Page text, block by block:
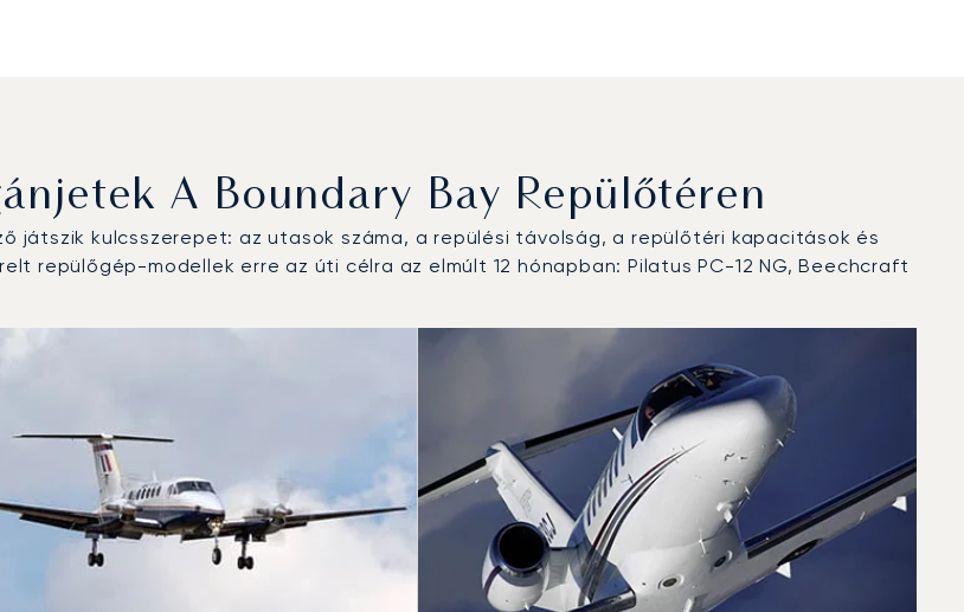
A Boundary Bay Repülőtéren
játszik kulcsszerepet: az utasok száma, a repülési távolság, a repülőtéri kapacitások és
repülőgép-modellek erre az úti célra az elmúlt 12 hónapban: Pilatus PC-12 NG, Beechcraft
forgalom száma alapján 2025-ben